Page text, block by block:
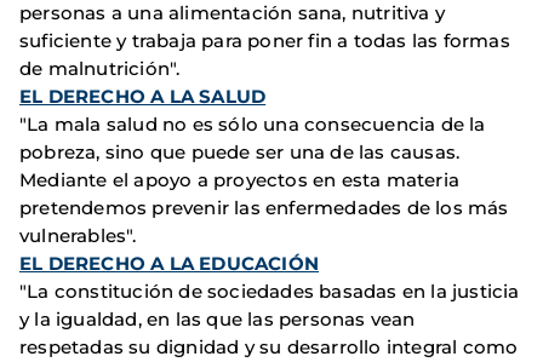
personas a una alimentación sana, nutritiva y
suficiente y trabaja para poner fin a todas las formas
de malnutrición".
EL DERECHO A LA SALUD
"La mala salud no es sólo una consecuencia de la
pobreza, sino que puede ser una de las causas.
Mediante el apoyo a proyectos en esta materia
pretendemos prevenir las enfermedades de los más
vulnerables".
EL DERECHO A LA EDUCACIÓN
"La constitución de sociedades basadas en la justicia
y la igualdad, en las que las personas vean
respetadas su dignidad y su desarrollo integral como